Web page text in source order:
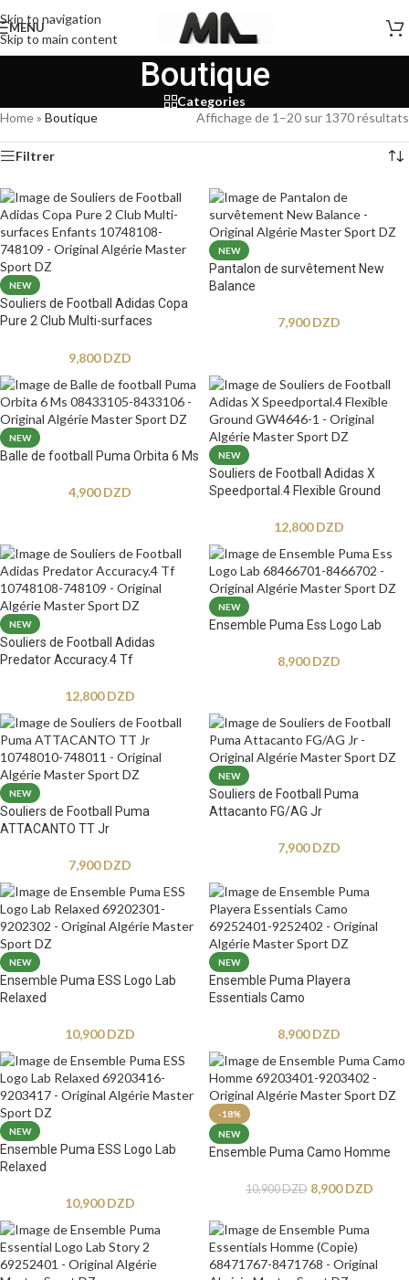
Skip to navigation
Skip to main content
MENU
Boutique
Categories
Home» Boutique Affichage de 1–20 sur 1370 résultats
Filtrer
NEW
Souliers de Football Adidas Copa
Pure 2 Club Multi-surfaces
9,800DZD
NEW
Pantalon de survêtement New
Balance
7,900DZD
NEW
Balle de football Puma Orbita 6 Ms
4,900DZD
NEW
Souliers de Football Adidas X
Speedportal.4 Flexible Ground
12,800DZD
NEW
Souliers de Football Adidas
Predator Accuracy.4 Tf
12,800DZD
NEW
Ensemble Puma Ess Logo Lab
8,900DZD
NEW
Souliers de Football Puma
ATTACANTO TT Jr
7,900DZD
NEW
Souliers de Football Puma
Attacanto FG/AG Jr
7,900DZD
NEW
Ensemble Puma ESS Logo Lab
Relaxed
10,900DZD
NEW
Ensemble Puma Playera
Essentials Camo
8,900DZD
NEW
Ensemble Puma ESS Logo Lab
Relaxed
10,900DZD
-18%
NEW
Ensemble Puma Camo Homme
10,900DZD 8,900DZD